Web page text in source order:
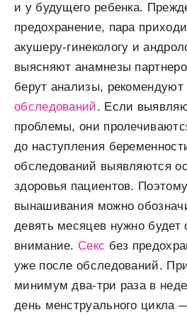
и у будущего ребенка.
предохранение, пара
акушеру-гинекологу и
выясняют анамнезы
берут анализы, рекомендуют
обследований. Если
проблемы, они
до наступления
обследований выявляются
здоровья пациентов.
вынашивания можно
девять месяцев нужно будет
внимание. Секс без
уже после обследований.
минимум два-три раза в
день менструального цикла